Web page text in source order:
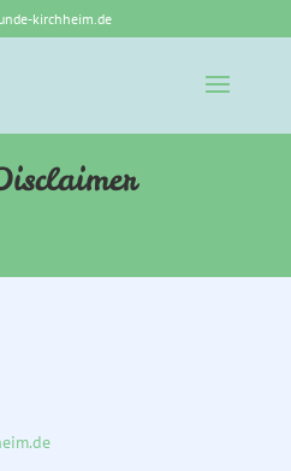
kirchheim.de